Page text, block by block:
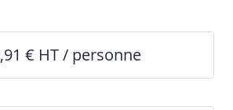
€ HT / personne